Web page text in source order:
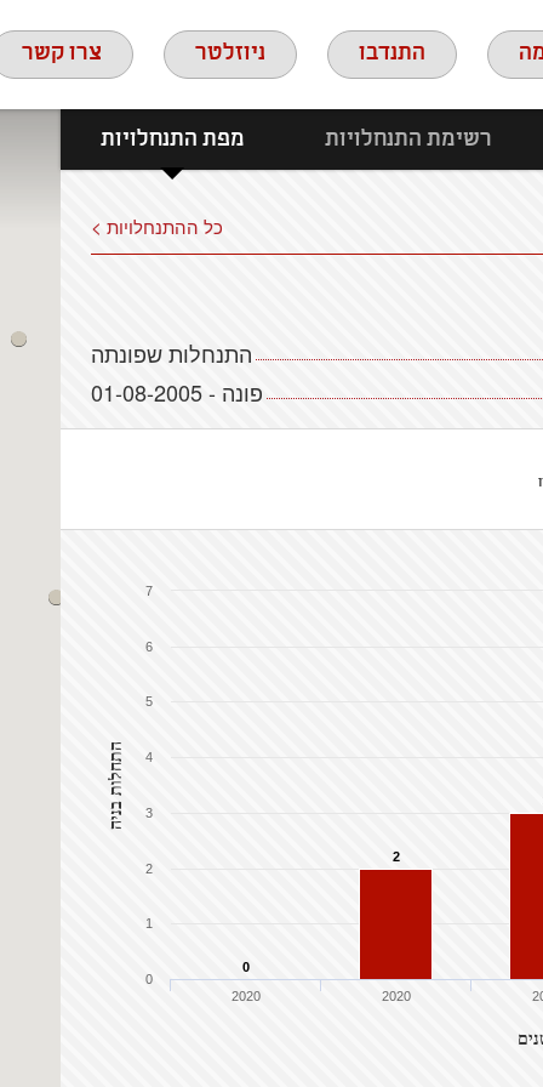
התנדבו ניוזלטר צרו קשר
רשימת התנחלויות מפת התנחלויות
כל ההתנחלויות >
התנחלות שפונתה
פונה - 01-08-2005
התחלות בניה
2020 2020
0
1
2
3
4
5
6
7
0
2